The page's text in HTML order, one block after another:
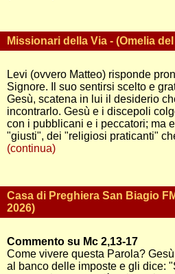
Missionari della Via - (Omelia
Levi (ovvero Matteo) risponde
Signore. Il suo sentirsi scelto e
Gesù, scatena in lui il desiderio
incontrarlo. Gesù e i discepoli
con i pubblicani e i peccatori; ma
"giusti", dei "religiosi praticanti"
(continua)
Casa di Preghiera San Biagio
2026)
Commento su Mc 2,13-17
Come vivere questa Parola?
al banco delle imposte e gli dice: